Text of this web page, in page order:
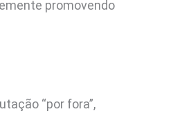
promovendo
“por fora”,